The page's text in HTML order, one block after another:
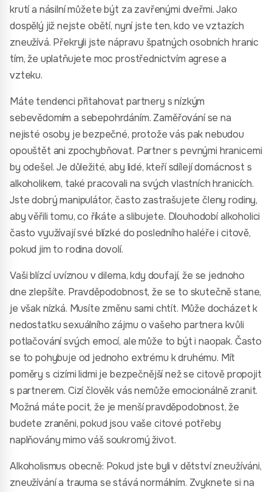
krutí a násilní můžete být za zavřenými dveřmi. Jako
dospělý již nejste obětí, nyní jste ten, kdo ve vztazích
zneužívá. Překryli jste nápravu špatných osobních hranic
tím, že uplatňujete moc prostřednictvím agrese a
vzteku.
Máte tendenci přitahovat partnery s nízkým
sebevědomím a sebepohrdáním. Zaměřování se na
nejisté osoby je bezpečné, protože vás pak nebudou
opouštět ani zpochybňovat. Partner s pevnými hranicemi
by odešel. Je důležité, aby lidé, kteří sdílejí domácnost s
alkoholikem, také pracovali na svých vlastních hranicích.
Jste dobrý manipulátor, často zastrašujete členy rodiny,
aby věřili tomu, co říkáte a slibujete. Dlouhodobí alkoholici
často využívají své blízké do posledního haléře i citově,
pokud jim to rodina dovolí.
Vaši blízcí uvíznou v dilema, kdy doufají, že se jednoho
dne zlepšíte. Pravděpodobnost, že se to skutečně stane,
je však nízká. Musíte změnu sami chtít. Může docházet k
nedostatku sexuálního zájmu o vašeho partnera kvůli
potlačování svých emocí, ale může to být i naopak. Často
se to pohybuje od jednoho extrému k druhému. Mít
poměry s cizími lidmi je bezpečnější než se citově propojit
s partnerem. Cizí člověk vás nemůže emocionálně zranit.
Možná máte pocit, že je menší pravděpodobnost, že
budete zraněni, pokud jsou vaše citové potřeby
naplňovány mimo váš soukromý život.
Alkoholismus obecně: Pokud jste byli v dětství zneužíváni,
zneužívání a trauma se stává normálním. Zvyknete si na